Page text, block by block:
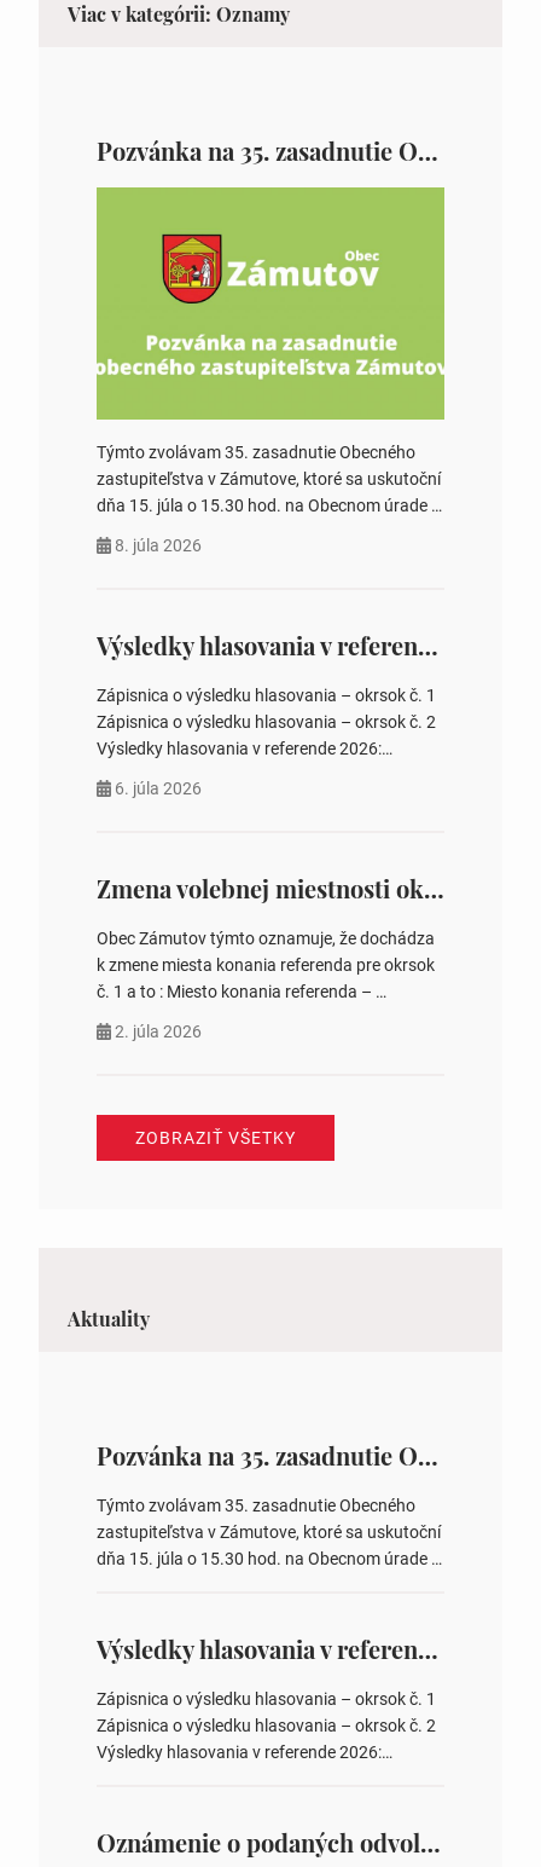
Viac v kategórii: Oznamy
Pozvánka na 35. zasadnutie OZ v Zámutove
Týmto zvolávam 35. zasadnutie Obecného
zastupiteľstva v Zámutove, ktoré sa uskutoční
dňa 15. júla o 15.30 hod. na Obecnom úrade v
rokovania 2. Schválenie návrhovej komisie a
zastupiteľstiev, počtu poslancov obecných
zastupiteľstiev v nich 4. Schválenie odpredaja
obecného pozemku –…
8. júla 2026
Výsledky hlasovania v referende 2026
Zápisnica o výsledku hlasovania – okrsok č. 1
Zápisnica o výsledku hlasovania – okrsok č. 2
Výsledky hlasovania v referende 2026:
na hlasovaní https://www.volbysr.sk/…
6. júla 2026
Zmena volebnej miestnosti okrsok č. 1
Obec Zámutov týmto oznamuje, že dochádza
k zmene miesta konania referenda pre okrsok
č. 1 a to : Miesto konania referenda –
Tomášová starostka obce
2. júla 2026
ZOBRAZIŤ VŠETKY
Aktuality
Pozvánka na 35. zasadnutie OZ v Zámutove
Týmto zvolávam 35. zasadnutie Obecného
zastupiteľstva v Zámutove, ktoré sa uskutoční
dňa 15. júla o 15.30 hod. na Obecnom úrade v
overovateľov zápisnice 3. Určenie volebných
obvodov pre voľby poslancov obecných
zastupiteľstiev, počtu poslancov obecných
zastupiteľstiev v nich 4. Schválenie odpredaja
obecného pozemku –…
Výsledky hlasovania v referende 2026
Zápisnica o výsledku hlasovania – okrsok č. 1
Zápisnica o výsledku hlasovania – okrsok č. 2
Výsledky hlasovania v referende 2026:
ysledky.html
Oznámenie o podaných odvolaniach a upovedomenie účastníkov konania o obsahu podaných odvolani – Verejná vyhláška